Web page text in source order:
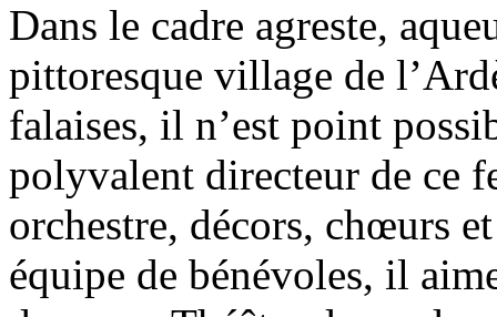
Dans le cadre agreste,
pittoresque village de
falaises, il n’est point
polyvalent directeur de ce
orchestre, décors, chœurs
équipe de bénévoles, il